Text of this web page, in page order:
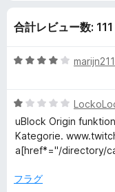
d
w
i
合計レビュー数: 111
5
中
4
の
評
marijn211
5
段
階
中
の
uBlock Origin
Kategorie.
a[href*="/directory/
フラグ